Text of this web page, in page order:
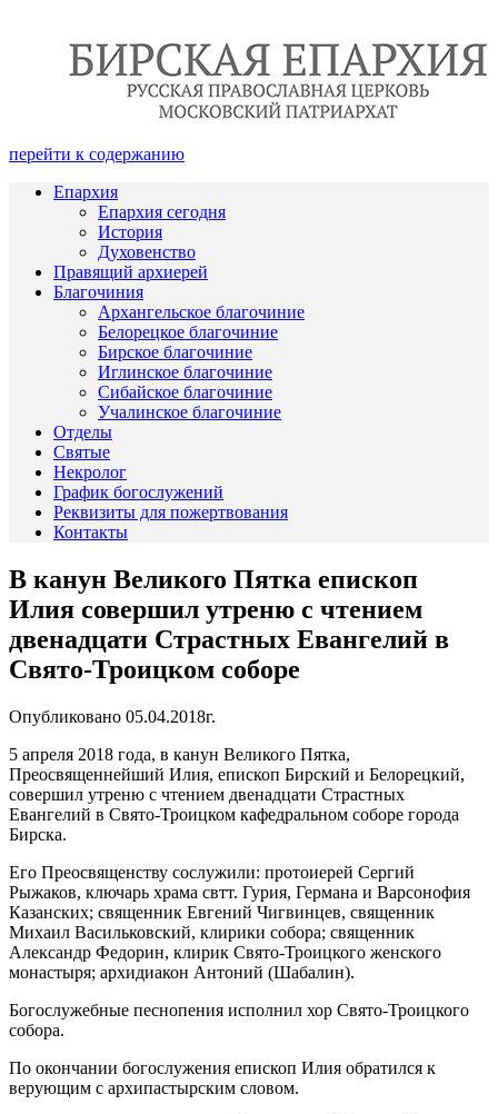
перейти к содержанию
Епархия
Епархия сегодня
История
Духовенство
Правящий архиерей
Благочиния
Архангельское благочиние
Белорецкое благочиние
Бирское благочиние
Иглинское благочиние
Сибайское благочиние
Учалинское благочиние
Отделы
Святые
Некролог
График богослужений
Реквизиты для пожертвования
Контакты
В канун Великого Пятка епископ
Илия совершил утреню с чтением
двенадцати Страстных Евангелий в
Свято-Троицком соборе
Опубликовано 05.04.2018г.
5 апреля 2018 года, в канун Великого Пятка,
Преосвященнейший Илия, епископ Бирский и Белорецкий,
совершил утреню с чтением двенадцати Страстных
Евангелий в Свято-Троицком кафедральном соборе города
Бирска.
Его Преосвященству сослужили: протоиерей Сергий
Рыжаков, ключарь храма свтт. Гурия, Германа и Варсонофия
Казанских; священник Евгений Чигвинцев, священник
Михаил Васильковский, клирики собора; священник
Александр Федорин, клирик Свято-Троицкого женского
монастыря; архидиакон Антоний (Шабалин).
Богослужебные песнопения исполнил хор Свято-Троицкого
собора.
По окончании богослужения епископ Илия обратился к
верующим с архипастырским словом.